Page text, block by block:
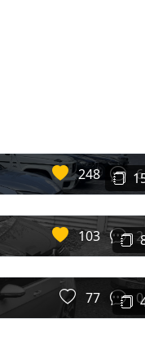
248 6
103 2
77 0